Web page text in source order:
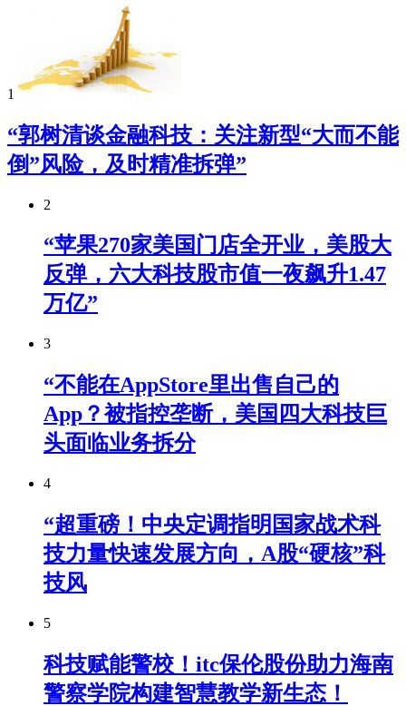
1
“郭树清谈金融科技：关注新型“大而不能
倒”风险，及时精准拆弹”
2
“苹果270家美国门店全开业，美股大
反弹，六大科技股市值一夜飙升1.47
万亿”
3
“不能在AppStore里出售自己的
App？被指控垄断，美国四大科技巨
头面临业务拆分
4
“超重磅！中央定调指明国家战术科
技力量快速发展方向，A股“硬核”科
技风
5
科技赋能警校！itc保伦股份助力海南
警察学院构建智慧教学新生态！